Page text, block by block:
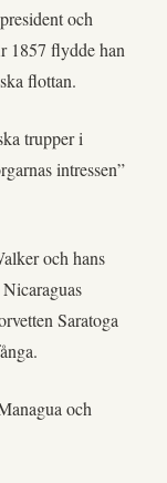
och
1857 flydde han
flottan.
trupper i
intressen”
och hans
Saratoga
och